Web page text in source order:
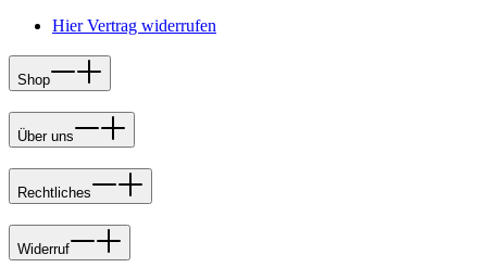
Hier Vertrag widerrufen
Shop
Über uns
Rechtliches
Widerruf